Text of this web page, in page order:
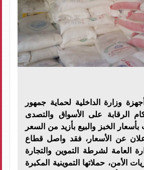
وزارة الداخلية لحماية جمهور
الرقابة على الأسواق والتصدى
الخبز والبيع بأزيد من السعر
عن الأسعار، فقد واصل قطاع
العامة لشرطة التموين والتجارة
الأمن، حملاتها التموينية المكبرة